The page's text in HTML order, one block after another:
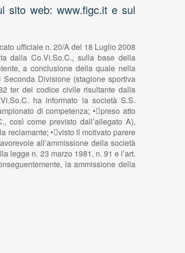
sito web: www.figc.it e sul
ufficiale n. 20/A del 18 Luglio 2008
dalla Co.Vi.So.C., sulla base della
a conclusione della quale nella
Divisione (stagione sportiva
ter del codice civile risultante dalla
ha informato la società S.S.
di competenza; •preso atto
così come previsto dall’allegato A),
reclamante; •visto il motivato parere
all’ammissione della società
legge n. 23 marzo 1981, n. 91 e l’art.
la ammissione della